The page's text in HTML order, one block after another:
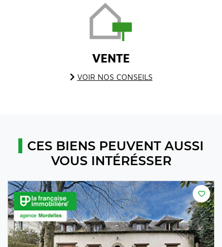
VENTE
VOIR NOS CONSEILS
CES BIENS PEUVENT AUSSI
VOUS INTÉRÉSSER